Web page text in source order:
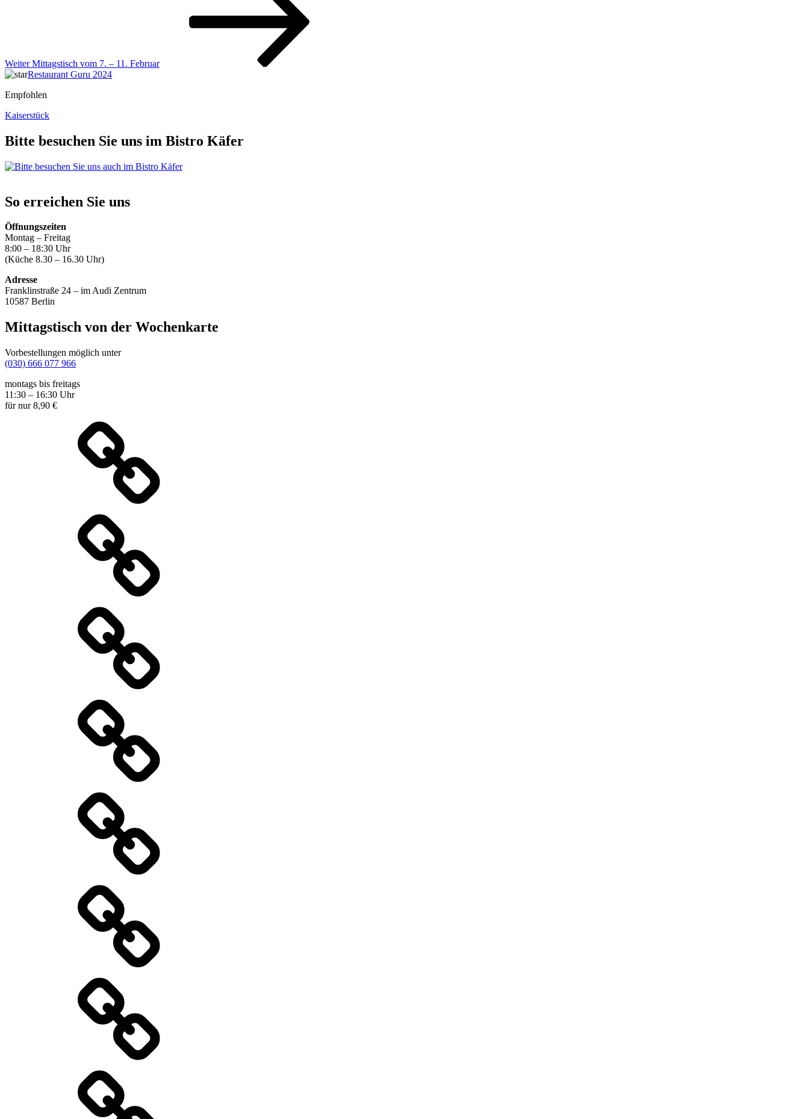
Weiter Mittagstisch vom 7. – 11. Februar
Restaurant Guru 2024
Empfohlen
Kaiserstück
Bitte besuchen Sie uns im Bistro Käfer
So erreichen Sie uns
Öffnungszeiten
Montag – Freitag
8:00 – 18:30 Uhr
(Küche 8.30 – 16.30 Uhr)
Adresse
Franklinstraße 24 – im Audi Zentrum
10587 Berlin
Mittagstisch von der Wochenkarte
Vorbestellungen möglich unter
(030) 666 077 966
montags bis freitags
11:30 – 16:30 Uhr
für nur 8,90 €